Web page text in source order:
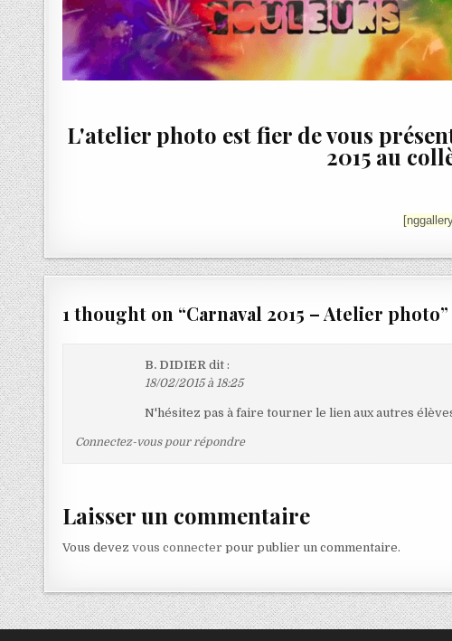
L'atelier photo est fier de vous
2015 au
1 thought on “Carnaval 2015 – Atelier photo”
B. DIDIER dit :
18/02/2015 à 18:25
N'hésitez pas à faire tourner le lien aux autres
Connectez-vous pour répondre
Laisser un commentaire
Vous devezvous connecter pour publier un commentaire.